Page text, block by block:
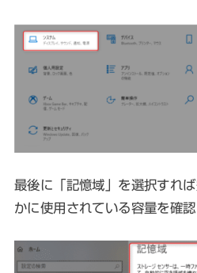
最後に「記憶域」を選択すれ
かに使用されている容量を確認